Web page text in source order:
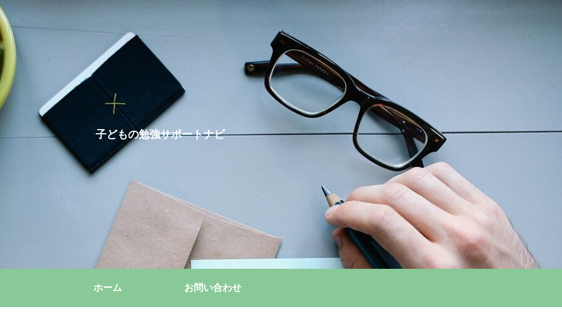
子どもの勉強サポートナビ
ホーム お問い合わせ